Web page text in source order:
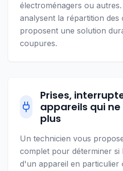
électroménagers ou
analysent la répartition des
proposent une solution
coupures.
Prises,
appareils qui
plus
Un technicien vous
complet pour déterminer si
d'un appareil en particulier